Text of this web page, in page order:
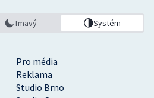
Pro média
Reklama
Studio Brno
Tmavý Systém